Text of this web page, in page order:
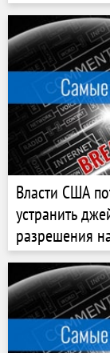
Власти США
устранить
разрешения